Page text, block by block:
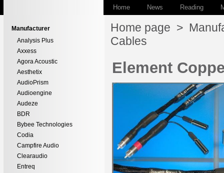
Home News Reading
Manufacturer
Analysis Plus
Axxess
Agora Acoustic
Aesthetix
AudioPrism
Audioengine
Audeze
BDR
Bybee Technologies
Codia
Campfire Audio
Clearaudio
Entreq
Home page >
Cables
Element